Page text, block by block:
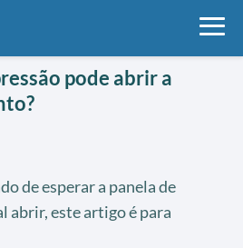
pode abrir a
de esperar a panela de
abrir, este artigo é para